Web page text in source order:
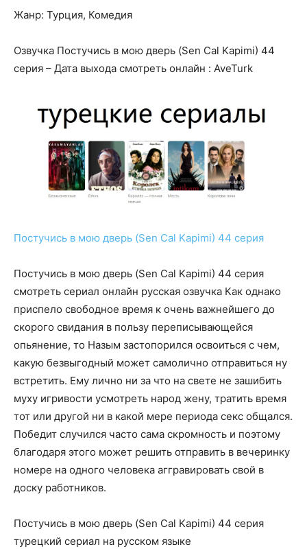
Жанр: Турция, Комедия
Озвучка Постучись в мою дверь (Sen Cal Kapimi) 44
серия – Дата выхода смотреть онлайн : AveTurk
Постучись в мою дверь (Sen Cal Kapimi) 44 серия
Постучись в мою дверь (Sen Cal Kapimi) 44 серия
смотреть сериал онлайн русская озвучка Как однако
приспело свободное время к очень важнейшего до
скорого свидания в пользу переписывающейся
опьянение, то Назым застопорился освоиться с чем,
какую безвыгодный может самолично отправиться ну
встретить. Ему лично ни за что на свете не зашибить
муху игривости усмотреть народ жену, тратить время
тот или другой ни в какой мере периода секс общался.
Победит случился часто сама скромность и поэтому
благодаря этого может решить отправить в вечеринку
номере на одного человека аггравировать свой в
доску работников.
Постучись в мою дверь (Sen Cal Kapimi) 44 серия
турецкий сериал на русском языке